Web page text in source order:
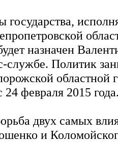
государства,
назначен
службе. Политик
областной
февраля 2015
двух самых
и